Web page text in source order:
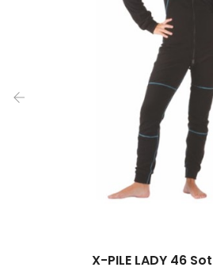
X-PILE LADY 46